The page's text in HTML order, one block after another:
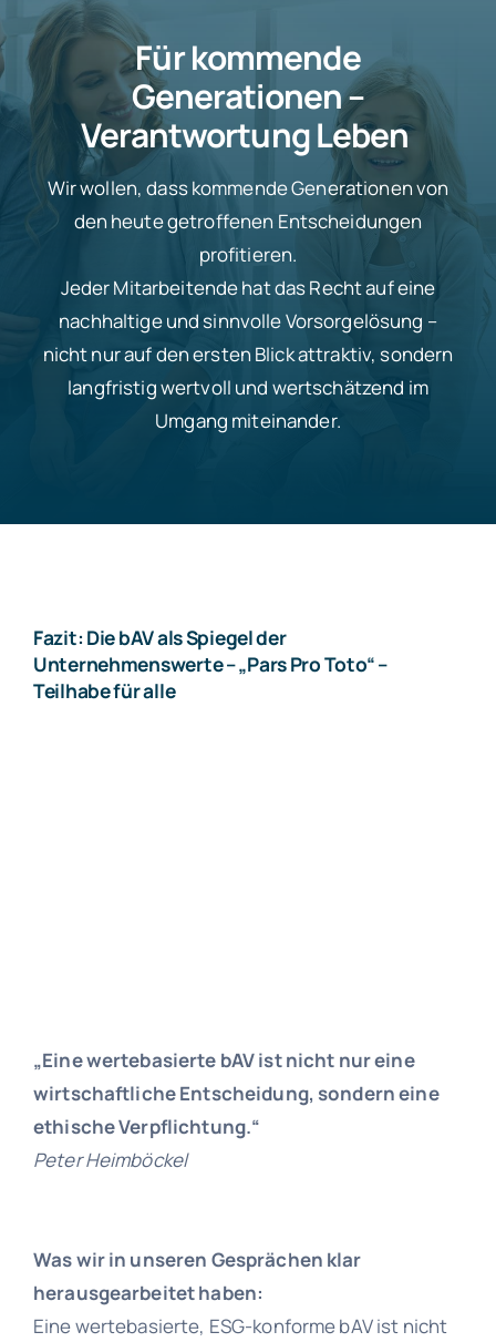
Für kommende
Generationen –
Verantwortung Leben
Wir wollen, dass kommende Generationen von
den heute getroffenen Entscheidungen
profitieren.
Jeder Mitarbeitende hat das Recht auf eine
nachhaltige und sinnvolle Vorsorgelösung –
nicht nur auf den ersten Blick attraktiv, sondern
langfristig wertvoll und wertschätzend im
Umgang miteinander.
Fazit: Die bAV als Spiegel der
Unternehmenswerte – „Pars Pro Toto“ –
Teilhabe für alle
„Eine wertebasierte bAV ist nicht nur eine
wirtschaftliche Entscheidung, sondern eine
ethische Verpflichtung.“
Peter Heimböckel
Was wir in unseren Gesprächen klar
herausgearbeitet haben:
Eine wertebasierte, ESG-konforme bAV ist nicht